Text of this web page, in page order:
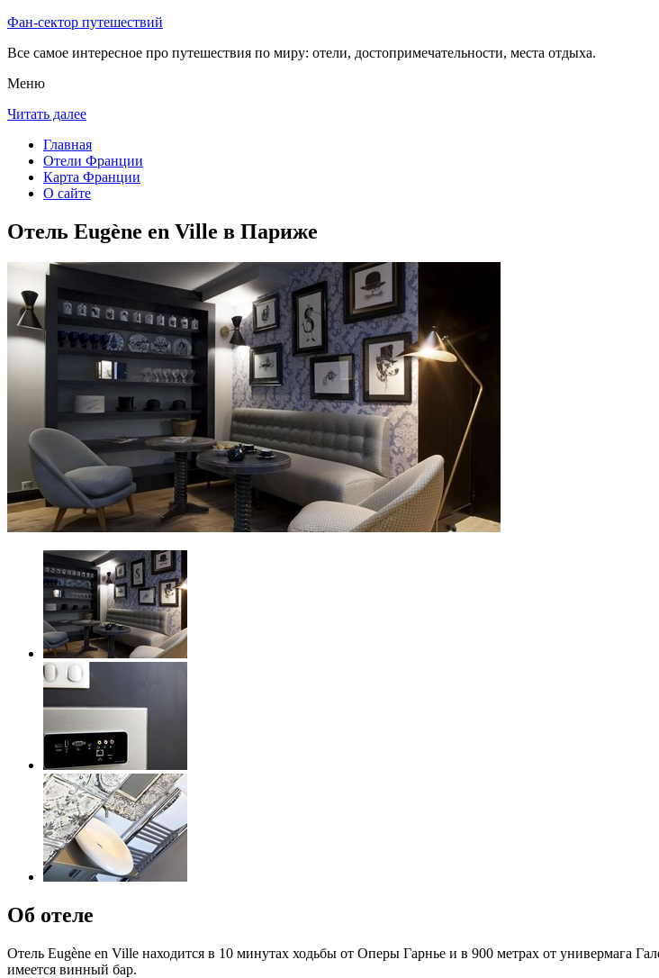
Фан-сектор путешествий
Все самое интересное про путешествия по миру: отели, достопримечательности, места отдыха.
Меню
Читать далее
Главная
Отели Франции
Карта Франции
О сайте
Отель Eugène en Ville в Париже
Об отеле
Отель Eugène en Ville находится в 10 минутах ходьбы от Оперы Гарнье и в 900 метрах от универмага
имеется винный бар.